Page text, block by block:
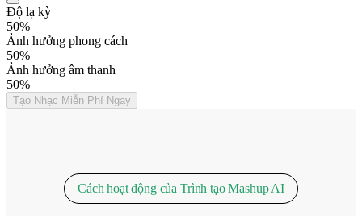
Độ lạ kỳ
50%
Ảnh hưởng phong cách
50%
Ảnh hưởng âm thanh
50%
Tạo Nhạc Miễn Phí Ngay
Cách hoạt động của Trình tạo Mashup AI